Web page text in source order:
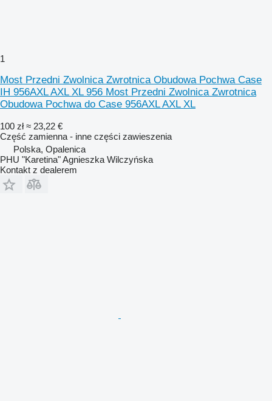
1
Most Przedni Zwolnica Zwrotnica Obudowa Pochwa Case
IH 956AXL AXL XL 956 Most Przedni Zwolnica Zwrotnica
Obudowa Pochwa do Case 956AXL AXL XL
100 zł ≈ 23,22 €
Część zamienna - inne części zawieszenia
Polska, Opalenica
PHU "Karetina" Agnieszka Wilczyńska
Kontakt z dealerem